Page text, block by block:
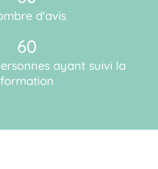
d'avis
60
ayant suivi la
formation